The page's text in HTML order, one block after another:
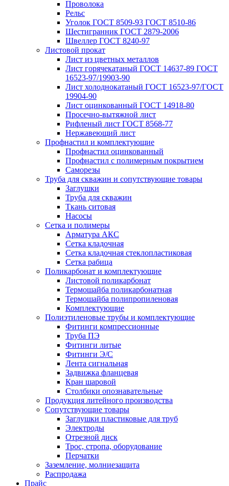
Проволока
Рельс
Уголок ГОСТ 8509-93 ГОСТ 8510-86
Шестигранник ГОСТ 2879-2006
Швеллер ГОСТ 8240-97
Листовой прокат
Лист из цветных металлов
Лист горячекатаный ГОСТ 14637-89 ГОСТ
16523-97/19903-90
Лист холоднокатаный ГОСТ 16523-97/ГОСТ
19904-90
Лист оцинкованный ГОСТ 14918-80
Просечно-вытяжной лист
Рифленый лист ГОСТ 8568-77
Нержавеющий лист
Профнастил и комплектующие
Профнастил оцинкованный
Профнастил с полимерным покрытием
Саморезы
Труба для скважин и сопутствующие товары
Заглушки
Труба для скважин
Ткань ситовая
Насосы
Сетка и полимеры
Арматура АКС
Сетка кладочная
Сетка кладочная стеклопластиковая
Сетка рабица
Поликарбонат и комплектующие
Листовой поликарбонат
Термошайба поликарбонатная
Термошайба полипропиленовая
Комплектующие
Полиэтиленовые трубы и комплектующие
Фитинги компрессионные
Труба ПЭ
Фитинги литые
Фитинги Э/С
Лента сигнальная
Задвижка фланцевая
Кран шаровой
Столбики опознавательные
Продукция литейного производства
Сопутствующие товары
Заглушки пластиковые для труб
Электроды
Отрезной диск
Трос, стропа, оборудование
Перчатки
Заземление, молниезащита
Распродажа
Прайс